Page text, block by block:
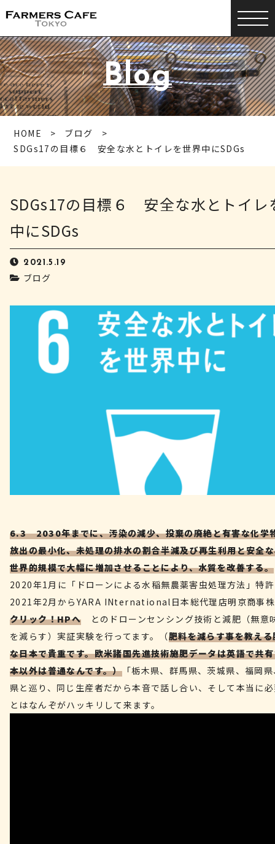
Blog
HOME
ブログ
SDGs17の目標６ 安全な水とトイレを世界中にSDGs
SDGs17の目標６ 安全な水とトイレ
中にSDGs
2021.5.19
ブログ
6.3 2030年までに、汚染の減少、投棄の廃絶と有害な化学
放出の最小化、未処理の排水の割合半減及び再生利用と安全
世界的規模で大幅に増加させることにより、水質を改善する。
2020年1月に「ドローンによる水稲無農薬害虫処理方法」特
2021年2月からYARA INternational日本総代理店明京商事
クリック！HPへ とのドローンセンシング技術と減肥（無意
を減らす）実証実験を行ってます。（肥料を減らす事を教え
な日本で貴重です。欧米諸国先進技術施肥データは英語で共
本以外は普通なんです。）「栃木県、群馬県、茨城県、福岡
県と巡り、同じ生産者だから本音で話し合い、そして本当に
とはなんぞがハッキリして来ます。